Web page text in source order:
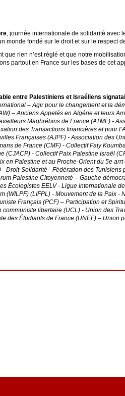
, journée internationale de solidarité avec
monde fondé sur le droit et sur le respect
rien n’est réglé et que notre
partout en France sur les bases de cet
entre Palestiniens et Israéliens
– Agir pour le changement et la
– Anciens Appelés en Algérie et leurs
Maghrébins de France (ATMF) -
des Transactions financières et pour
Françaises (AJPF) - Association des
de France (CMF) - Collectif Faty
(CJACP) - Collectif Paix Palestine Israël
en Palestine et au Proche-Orient du 5e
Droit-Solidarité –Fédération des
Palestine Citoyenneté – Gauche
Écologistes EELV - Ligue Internationale
(WILPF) (LIFPL) - Mouvement de la Paix -
Français (PCF) – Participation et
libertaire (UCL) - Union des
des Étudiants de France (UNEF) – Union